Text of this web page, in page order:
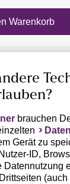
Warenkorb
brauchen
Gerät zu
ID,